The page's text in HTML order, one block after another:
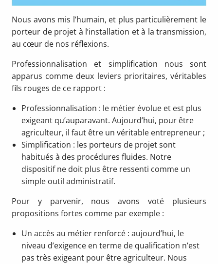
Nous avons mis l’humain, et plus particulièrement le
porteur de projet à l’installation et à la transmission,
au cœur de nos réflexions.
Professionnalisation et simplification nous sont
apparus comme deux leviers prioritaires, véritables
fils rouges de ce rapport :
Professionnalisation : le métier évolue et est plus
exigeant qu’auparavant. Aujourd’hui, pour être
agriculteur, il faut être un véritable entrepreneur ;
Simplification : les porteurs de projet sont
habitués à des procédures fluides. Notre
dispositif ne doit plus être ressenti comme un
simple outil administratif.
Pour y parvenir, nous avons voté plusieurs
propositions fortes comme par exemple :
Un accès au métier renforcé : aujourd’hui, le
niveau d’exigence en terme de qualification n’est
pas très exigeant pour être agriculteur. Nous